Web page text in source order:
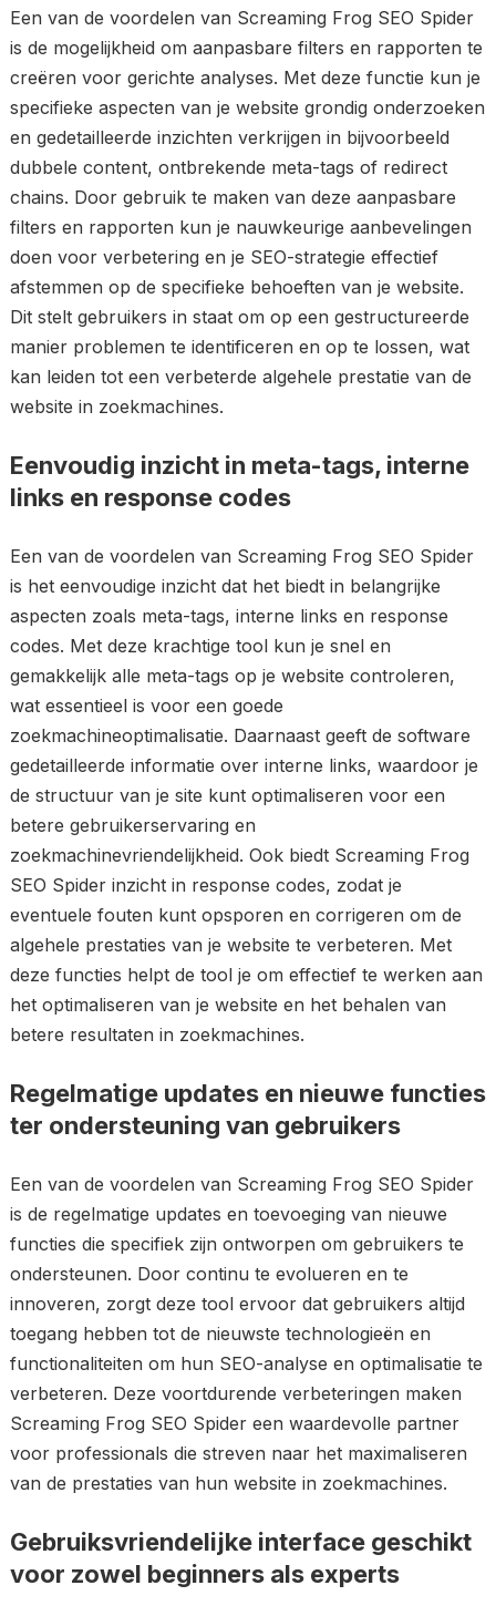
Een van de voordelen van Screaming Frog SEO Spider
is de mogelijkheid om aanpasbare filters en rapporten te
creëren voor gerichte analyses. Met deze functie kun je
specifieke aspecten van je website grondig onderzoeken
en gedetailleerde inzichten verkrijgen in bijvoorbeeld
dubbele content, ontbrekende meta-tags of redirect
chains. Door gebruik te maken van deze aanpasbare
filters en rapporten kun je nauwkeurige aanbevelingen
doen voor verbetering en je SEO-strategie effectief
afstemmen op de specifieke behoeften van je website.
Dit stelt gebruikers in staat om op een gestructureerde
manier problemen te identificeren en op te lossen, wat
kan leiden tot een verbeterde algehele prestatie van de
website in zoekmachines.
Eenvoudig inzicht in meta-tags, interne
links en response codes
Een van de voordelen van Screaming Frog SEO Spider
is het eenvoudige inzicht dat het biedt in belangrijke
aspecten zoals meta-tags, interne links en response
codes. Met deze krachtige tool kun je snel en
gemakkelijk alle meta-tags op je website controleren,
wat essentieel is voor een goede
zoekmachineoptimalisatie. Daarnaast geeft de software
gedetailleerde informatie over interne links, waardoor je
de structuur van je site kunt optimaliseren voor een
betere gebruikerservaring en
zoekmachinevriendelijkheid. Ook biedt Screaming Frog
SEO Spider inzicht in response codes, zodat je
eventuele fouten kunt opsporen en corrigeren om de
algehele prestaties van je website te verbeteren. Met
deze functies helpt de tool je om effectief te werken aan
het optimaliseren van je website en het behalen van
betere resultaten in zoekmachines.
Regelmatige updates en nieuwe functies
ter ondersteuning van gebruikers
Een van de voordelen van Screaming Frog SEO Spider
is de regelmatige updates en toevoeging van nieuwe
functies die specifiek zijn ontworpen om gebruikers te
ondersteunen. Door continu te evolueren en te
innoveren, zorgt deze tool ervoor dat gebruikers altijd
toegang hebben tot de nieuwste technologieën en
functionaliteiten om hun SEO-analyse en optimalisatie te
verbeteren. Deze voortdurende verbeteringen maken
Screaming Frog SEO Spider een waardevolle partner
voor professionals die streven naar het maximaliseren
van de prestaties van hun website in zoekmachines.
Gebruiksvriendelijke interface geschikt
voor zowel beginners als experts